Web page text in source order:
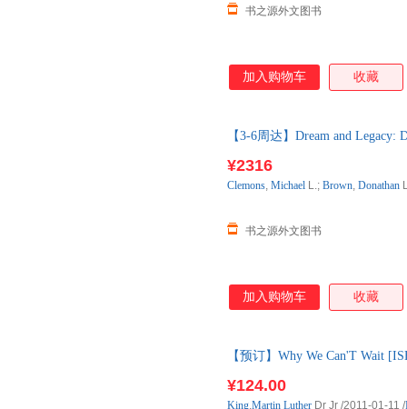
书之源外文图书
加入购物车 收藏
【3-6周达】Dream and Legacy:
¥2316
书之源外文图书
Clemons, Michael L.; Brown, Donathan
加入购物车 收藏
【预订】Why We Can'T Wait
¥124.00
King,Martin Luther Dr Jr /2011-01-11 /